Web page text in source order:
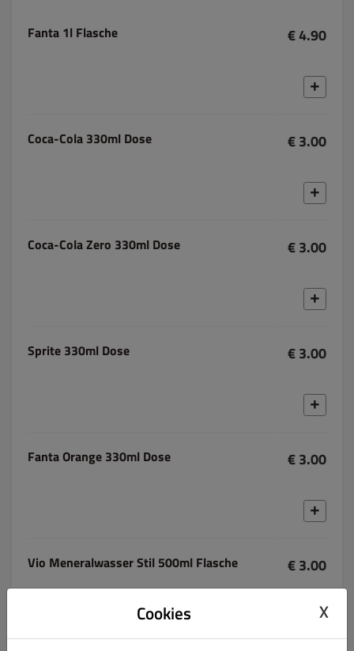
Fanta 1l Flasche € 4.90
Coca-Cola 330ml Dose € 3.00
Coca-Cola Zero 330ml Dose € 3.00
Sprite 330ml Dose € 3.00
Fanta Orange 330ml Dose € 3.00
Vio Meneralwasser Stil 500ml Flasche € 3.00
Cookies X